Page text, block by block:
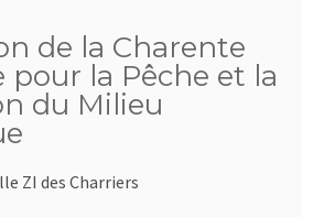
de la Charente
la Pêche et la
du Milieu
ZI des Charriers